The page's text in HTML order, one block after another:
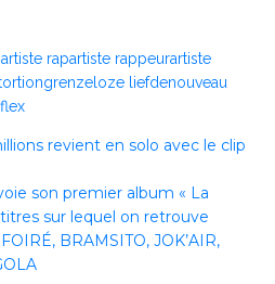
artiste rapartiste rappeurartiste
grenzeloze liefdenouveau
revient en solo avec le clip
son premier album « La
sur lequel on retrouve
BRAMSITO, JOK’AIR,